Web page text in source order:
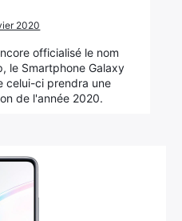
2020
officialisé le nom
le Smartphone Galaxy
celui-ci prendra une
de l'année 2020.